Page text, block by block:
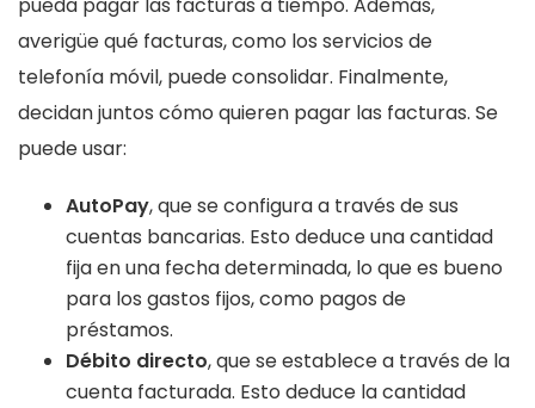
averigüe qué facturas, como los servicios de
telefonía móvil, puede consolidar. Finalmente,
decidan juntos cómo quieren pagar las facturas. Se
puede usar:
AutoPay, que se configura a través de sus
cuentas bancarias. Esto deduce una cantidad
fija en una fecha determinada, lo que es bueno
para los gastos fijos, como pagos de
préstamos.
Débito directo, que se establece a través de la
cuenta facturada. Esto deduce la cantidad